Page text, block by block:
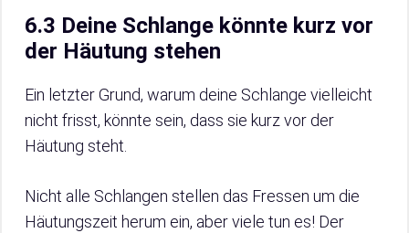
6.3 Deine Schlange könnte kurz vor
der Häutung stehen
Ein letzter Grund, warum deine Schlange vielleicht
nicht frisst, könnte sein, dass sie kurz vor der
Häutung steht.
Nicht alle Schlangen stellen das Fressen um die
Häutungszeit herum ein, aber viele tun es! Der